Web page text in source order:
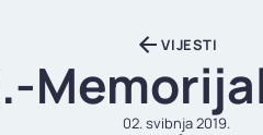
VIJESTI
02. svibnja 2019.